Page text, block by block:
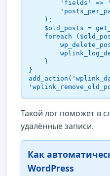
}
Такой лог поможет в
удалённые записи.
Как
WordPress